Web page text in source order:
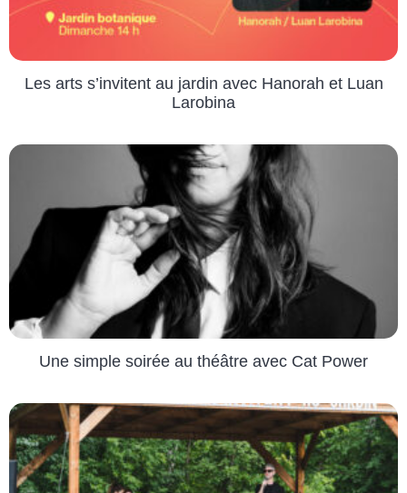
Les arts s’invitent au jardin avec Hanorah et Luan
Larobina
Une simple soirée au théâtre avec Cat Power